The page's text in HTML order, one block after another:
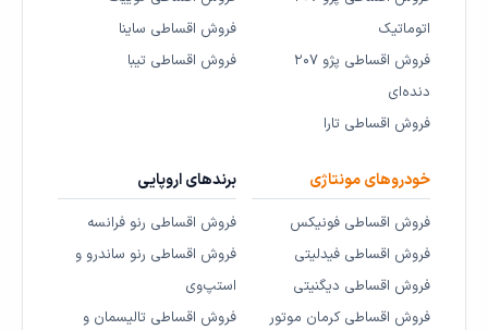
اتوماتیک
فروش اقساطی پژو ۲۰۷
دنده‌ای
فروش اقساطی تارا
فروش اقساطی ساینا
فروش اقساطی تیبا
خودروهای مونتاژی
فروش اقساطی فونیکس
فروش اقساطی فیدلیتی
فروش اقساطی دیگنیتی
فروش اقساطی کرمان موتور
برندهای اروپایی
فروش اقساطی رنو فرانسه
فروش اقساطی رنو ساندرو و
استپ‌وی
فروش اقساطی تالیسمان و